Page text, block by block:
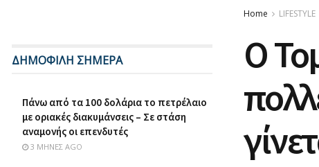
Home LIFESTYLE
Ο
ΔΗΜΟΦΙΛΗ ΣΗΜΕΡΑ
Πάνω από τα 100 δολάρια το πετρέλαιο
με οριακές διακυμάνσεις – Σε στάση
αναμονής οι επενδυτές
3 ΜΉΝΕΣ AGO